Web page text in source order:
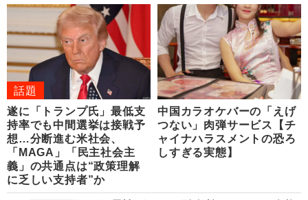
話題
遂に「トランプ氏」最低支
持率でも中間選挙は接戦予
想…分断進む米社会、
「MAGA」「民主社会主
義」の共通点は“政策理解
に乏しい支持者”か
中国カラオケバーの「えげ
つない」肉弾サービス【チ
ャイナハラスメントの恐ろ
しすぎる実態】